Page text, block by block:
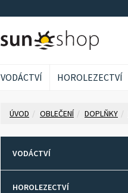
VODÁCTVÍ HOROLEZECTVÍ
ÚVOD OBLEČENÍ DOPLŇKY
VODÁCTVÍ
HOROLEZECTVÍ